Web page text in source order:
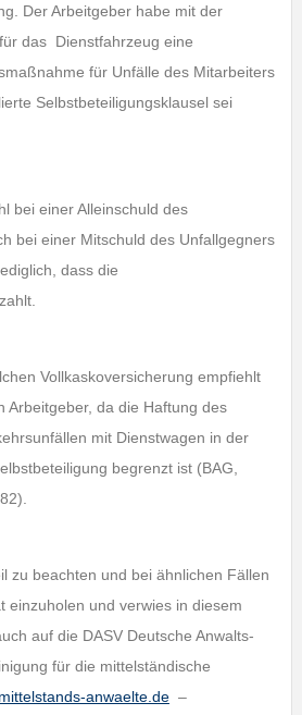
Der Arbeitgeber habe mit der
das Dienstfahrzeug eine
für Unfälle des Mitarbeiters
Selbstbeteiligungsklausel sei
bei einer Alleinschuld des
bei einer Mitschuld des Unfallgegners
dass die
Vollkaskoversicherung empfiehlt
da die Haftung des
mit Dienstwagen in der
begrenzt ist (BAG,
zu beachten und bei ähnlichen Fällen
einzuholen und verwies in diesem
auf die DASV Deutsche Anwalts-
für die mittelständische
anwaelte.de–